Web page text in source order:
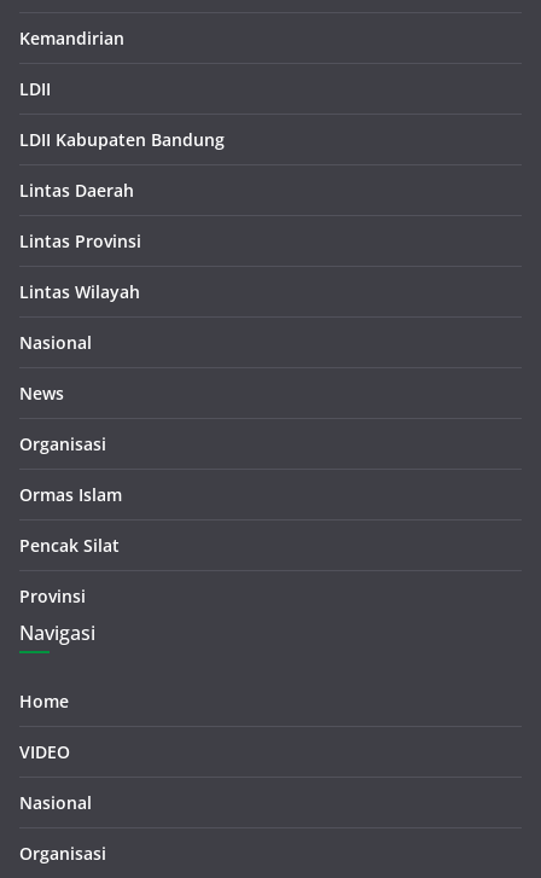
Kemandirian
LDII
LDII Kabupaten Bandung
Lintas Daerah
Lintas Provinsi
Lintas Wilayah
Nasional
News
Organisasi
Ormas Islam
Pencak Silat
Provinsi
Navigasi
Home
VIDEO
Nasional
Organisasi